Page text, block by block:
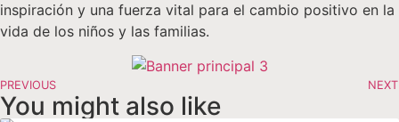
inspiración y una fuerza vital para el cambio positivo en la
vida de los niños y las familias.
PREVIOUS NEXT
You might also like